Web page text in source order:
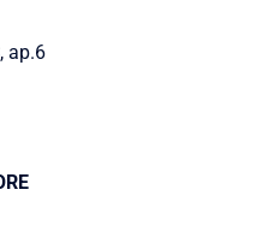
ap.6